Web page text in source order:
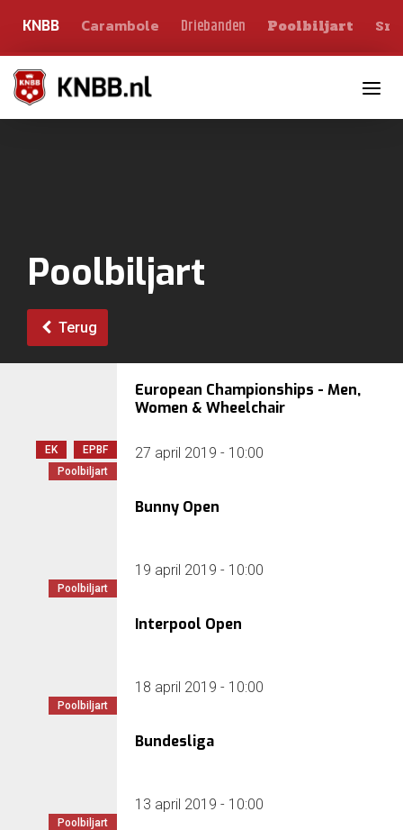
KNBB Carambole Driebanden Poolbiljart
Poolbiljart
Terug
EK
EPBF
Poolbiljart
European Championships - Men,
Women & Wheelchair
27 april 2019 - 10:00
Poolbiljart
Bunny Open
19 april 2019 - 10:00
Poolbiljart
Interpool Open
18 april 2019 - 10:00
Poolbiljart
Bundesliga
13 april 2019 - 10:00